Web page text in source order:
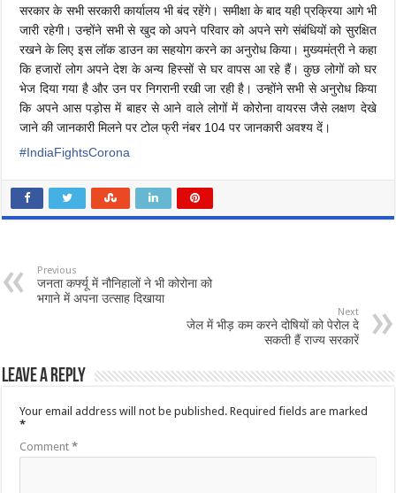
सरकार के सभी सरकारी कार्यालय भी बंद रहेंगे। समीक्षा के बाद यही प्रक्रिया आगे भी
जारी रहेगी। उन्होंने सभी से खुद को अपने परिवार को अपने सगे संबंधियों को सुरक्षित
रखने के लिए इस लॉक डाउन का सहयोग करने का अनुरोध किया। मुख्यमंत्री ने कहा
कि हजारों लोग अपने देश के अन्य हिस्सों से घर वापस आ रहे हैं। कुछ लोगों को घर
भेज दिया गया है और उन पर निगरानी रखी जा रही है। उन्होंने सभी से अनुरोध किया
कि अपने आस पड़ोस में बाहर से आने वाले लोगों में कोरोना वायरस जैसे लक्षण देखे
जाने की जानकारी मिलने पर टोल फ्री नंबर 104 पर जानकारी अवश्य दें।
#IndiaFightsCorona
Previous
जनता कर्फ्यू में नौनिहालों ने भी कोरोना को
भगाने में अपना उत्साह दिखाया
Next
जेल में भीड़ कम करने दोषियों को पेरोल दे
सकती हैं राज्य सरकारें
Leave a Reply
Your email address will not be published. Required fields are marked
*
Comment*